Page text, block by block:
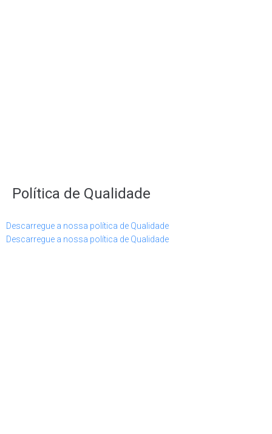
Política de Qualidade
Descarregue a nossa política de Qualidade
Descarregue a nossa política de Qualidade